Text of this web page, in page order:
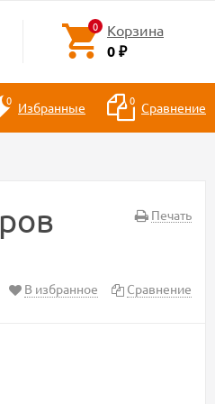
0 Корзина
0 ₽
0 Избранные 0 Сравнение
Печать
В избранное Сравнение